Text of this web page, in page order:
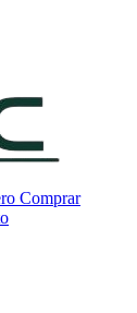
Comprar